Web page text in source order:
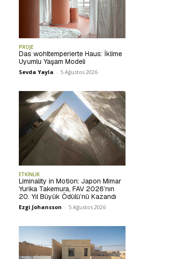
PROJE
Das wohltemperierte Haus: İklime
Uyumlu Yaşam Modeli
Sevda Yayla - 5 Ağustos 2026
ETKİNLİK
Liminality in Motion: Japon Mimar
Yurika Takemura, FAV 2026’nın
20. Yıl Büyük Ödülü’nü Kazandı
Ezgi Johansson - 5 Ağustos 2026